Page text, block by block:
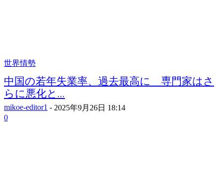
世界情勢
中国の若年失業率、過去最高に 専門家はさ
らに悪化と...
mikoe-editor1 - 2025年9月26日 18:14
0